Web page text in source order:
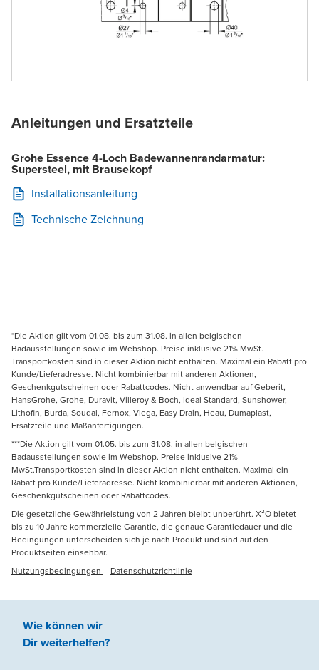
Anleitungen und Ersatzteile
Grohe Essence 4-Loch Badewannenrandarmatur:
Supersteel, mit Brausekopf
Installationsanleitung
Technische Zeichnung
*Die Aktion gilt vom 01.08. bis zum 31.08. in allen belgischen
Badausstellungen sowie im Webshop. Preise inklusive 21% MwSt.
Transportkosten sind in dieser Aktion nicht enthalten. Maximal ein Rabatt pro
Kunde/Lieferadresse. Nicht kombinierbar mit anderen Aktionen,
Geschenkgutscheinen oder Rabattcodes. Nicht anwendbar auf Geberit,
HansGrohe, Grohe, Duravit, Villeroy & Boch, Ideal Standard, Sunshower,
Lithofin, Burda, Soudal, Fernox, Viega, Easy Drain, Heau, Dumaplast,
Ersatzteile und Maßanfertigungen.
***Die Aktion gilt vom 01.05. bis zum 31.08. in allen belgischen
Badausstellungen sowie im Webshop. Preise inklusive 21%
MwSt.Transportkosten sind in dieser Aktion nicht enthalten. Maximal ein
Rabatt pro Kunde/Lieferadresse. Nicht kombinierbar mit anderen Aktionen,
Geschenkgutscheinen oder Rabattcodes.
Die gesetzliche Gewährleistung von 2 Jahren bleibt unberührt. X²O bietet
bis zu 10 Jahre kommerzielle Garantie, die genaue Garantiedauer und die
Bedingungen unterscheiden sich je nach Produkt und sind auf den
Produktseiten einsehbar.
Nutzungsbedingungen – Datenschutzrichtlinie
Wie können wir
Dir weiterhelfen?